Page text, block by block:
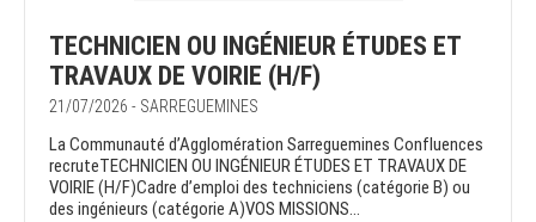
TECHNICIEN OU INGÉNIEUR ÉTUDES ET
TRAVAUX DE VOIRIE (H/F)
21/07/2026 - SARREGUEMINES
La Communauté d’Agglomération Sarreguemines Confluences
recruteTECHNICIEN OU INGÉNIEUR ÉTUDES ET TRAVAUX DE
VOIRIE (H/F)Cadre d’emploi des techniciens (catégorie B) ou
des ingénieurs (catégorie A)VOS MISSIONS...